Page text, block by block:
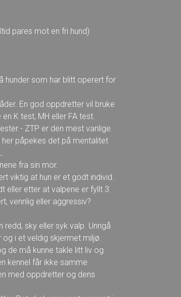
mot en fri hund)
hunder som har blitt operert for
En god oppdretter vil bruke
K test, MH eller FA test.
- ZTP er den mest vanlige.
påpekes det på mentalitet
fra sin mor.
viktig at hun er et godt individ.
eller etter at valpene er fyllt 3
vennlig eller aggressiv?
sky eller syk valp. Unngå
i et veldig skjermet miljø.
de må kunne takle litt liv og
kennel får ikke samme
med oppdretter og dens